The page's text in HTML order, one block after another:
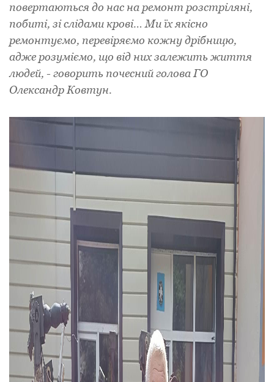
повертаються до нас на ремонт розстріляні,
побиті, зі слідами крові… Ми їх якісно
ремонтуємо, перевіряємо кожну дрібницю,
адже розуміємо, що від них залежить життя
людей, - говорить почесний голова ГО
Олександр Ковтун.